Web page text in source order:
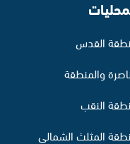
القدس
والمنطقة
النقب
المثلث الشمالي